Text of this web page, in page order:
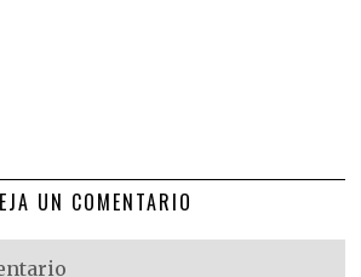
UN COMENTARIO